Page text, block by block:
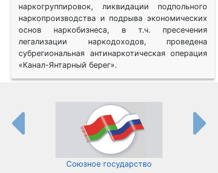
наркогруппировок, ликвидации подпольного
наркопроизводства и подрыва экономических
основ наркобизнеса, в т.ч. пресечения
легализации наркодоходов, проведена
субрегиональная антинаркотическая операция
«Канал-Янтарный берег».
Союзное государство